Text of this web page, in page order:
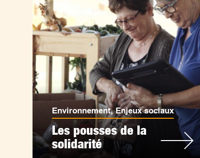
Environnement,Enjeux sociaux
Les pousses de la
solidarité